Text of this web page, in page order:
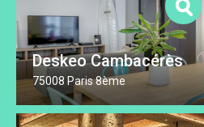
Deskeo Cambacérès
75008 Paris 8ème